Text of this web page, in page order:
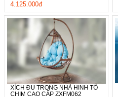
4.125.000đ
XÍCH ĐU TRONG NHÀ HINH TỔ
CHIM CAO CẤP ZXFM062